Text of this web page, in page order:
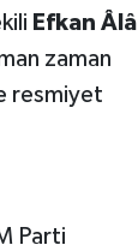
Efkan Âlâ
zaman
resmiyet
Parti